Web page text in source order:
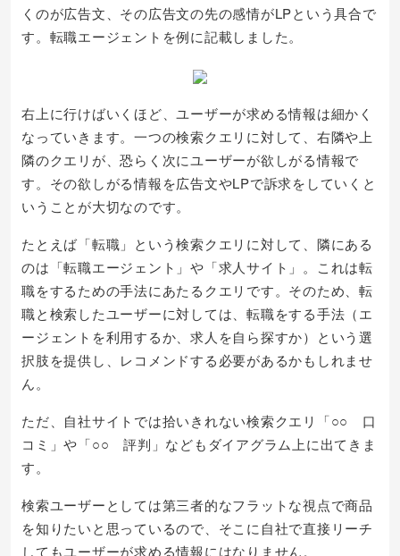
くのが広告文、その広告文の先の感情がLPという具合で
す。転職エージェントを例に記載しました。
右上に行けばいくほど、ユーザーが求める情報は細かく
なっていきます。一つの検索クエリに対して、右隣や上
隣のクエリが、恐らく次にユーザーが欲しがる情報で
す。その欲しがる情報を広告文やLPで訴求をしていくと
いうことが大切なのです。
たとえば「転職」という検索クエリに対して、隣にある
のは「転職エージェント」や「求人サイト」。これは転
職をするための手法にあたるクエリです。そのため、転
職と検索したユーザーに対しては、転職をする手法（エ
ージェントを利用するか、求人を自ら探すか）という選
択肢を提供し、レコメンドする必要があるかもしれませ
ん。
ただ、自社サイトでは拾いきれない検索クエリ「○○ 口
コミ」や「○○ 評判」などもダイアグラム上に出てきま
す。
検索ユーザーとしては第三者的なフラットな視点で商品
を知りたいと思っているので、そこに自社で直接リーチ
してもユーザーが求める情報にはなりません。